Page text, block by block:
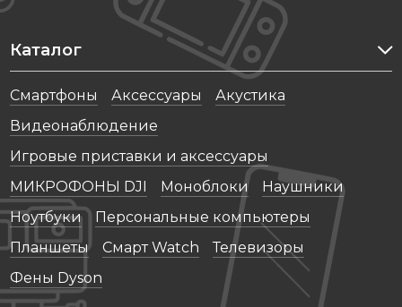
Каталог
Cмартфоны Аксессуары
Акустика
Видеонаблюдение
Игровые приставки и аксессуары
МИКРОФОНЫ DJI
Моноблоки
Наушники
Ноутбуки
Персональные компьютеры
Планшеты
Смарт Watch
Телевизоры
Фены Dyson